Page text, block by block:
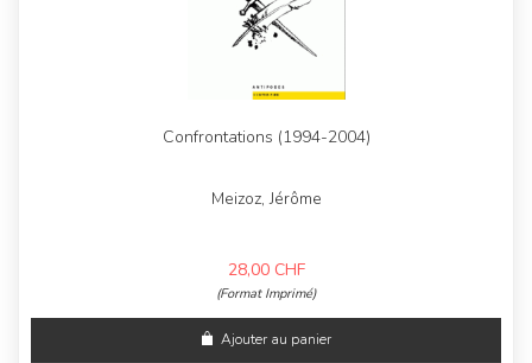
Confrontations (1994-2004)
Meizoz, Jérôme
28,00 CHF
(Format Imprimé)
Ajouter au panier